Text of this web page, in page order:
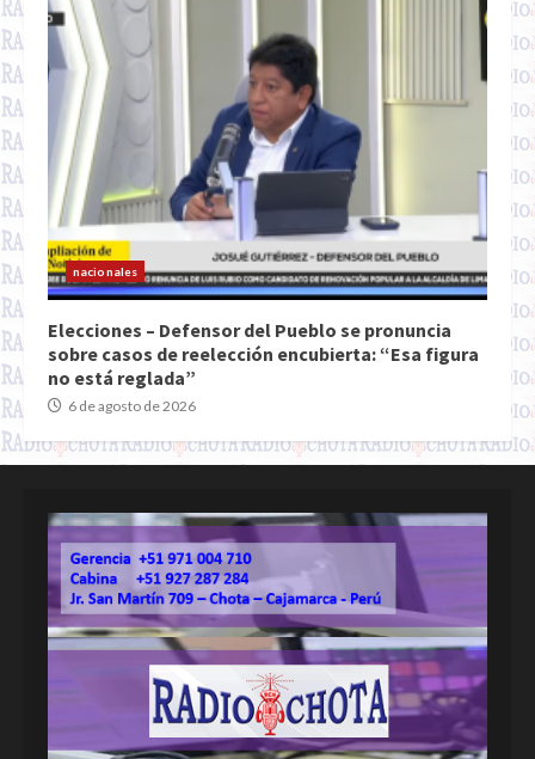
nacionales
Elecciones – Defensor del Pueblo se pronuncia
sobre casos de reelección encubierta: “Esa figura
no está reglada”
6 de agosto de 2026